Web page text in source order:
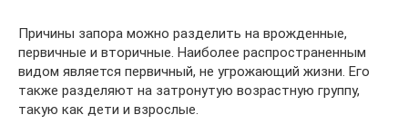
Причины запора можно разделить на врожденные,
первичные и вторичные. Наиболее распространенным
видом является первичный, не угрожающий жизни. Его
также разделяют на затронутую возрастную группу,
такую как дети и взрослые.